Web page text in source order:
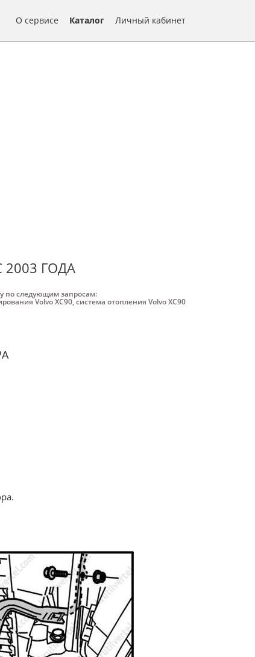
О сервисе Каталог Личный кабинет
2003 ГОДА
по следующим запросам:
Volvo XC90,система отопления Volvo XC90